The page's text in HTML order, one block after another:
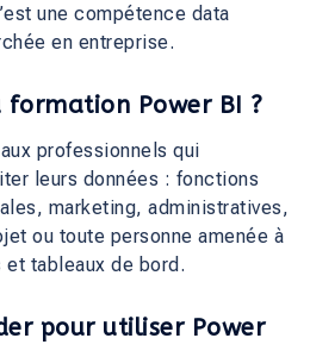
une compétence data
en entreprise.
formation Power BI ?
professionnels qui
leurs données : fonctions
marketing, administratives,
ou toute personne amenée à
tableaux de bord.
pour utiliser Power